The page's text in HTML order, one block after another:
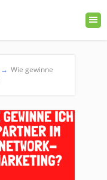
→ Wie gewinne